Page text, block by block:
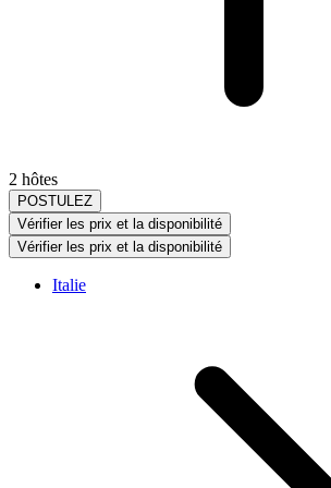
2 hôtes
POSTULEZ
Vérifier les prix et la disponibilité
Vérifier les prix et la disponibilité
Italie